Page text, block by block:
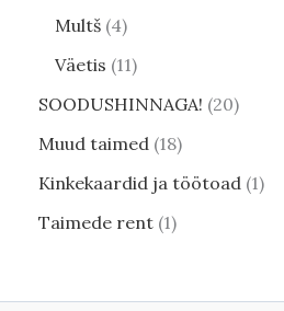
Multš 4
Väetis 11
SOODUSHINNAGA! 20
Muud taimed 18
Kinkekaardid ja töötoad 1
Taimede rent 1